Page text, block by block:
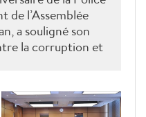
de l’Assemblée
a souligné son
la corruption et